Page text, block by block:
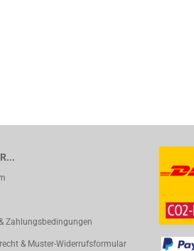
Zahlungsbedingungen
& Muster-Widerrufsformular